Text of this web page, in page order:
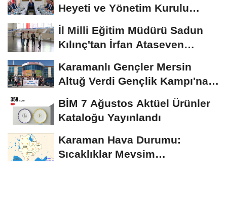
Heyeti ve Yönetim Kurulu
Toplantısı Gerçekleştirildi
İl Milli Eğitim Müdürü Sadun
Kılınç'tan İrfan Ataseven
Karamanlı Gençler Mersin
Altuğ Verdi Gençlik Kampı'na
Uğurlandı
BİM 7 Ağustos Aktüel Ürünler
Kataloğu Yayınlandı
Karaman Hava Durumu:
Sıcaklıklar Mevsim